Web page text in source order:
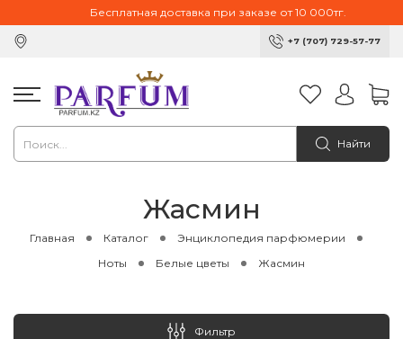
Бесплатная доставка при заказе от 10 000тг.
+7 (707) 729-57-77
Найти
Жасмин
Главная Каталог
Энциклопедия парфюмерии
Ноты
Белые цветы Жасмин
Фильтр